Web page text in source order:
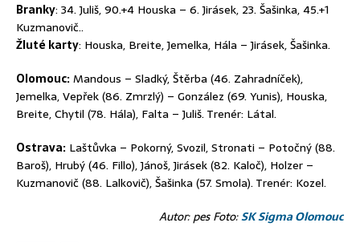
Branky: 34. Juliš, 90.+4 Houska – 6. Jirásek, 23. Šašinka, 45.+1
Kuzmanovič..
Žluté karty: Houska, Breite, Jemelka, Hála – Jirásek, Šašinka.
Olomouc:Mandous – Sladký, Štěrba (46. Zahradníček),
Jemelka, Vepřek (86. Zmrzlý) – González (69. Yunis), Houska,
Breite, Chytil (78. Hála), Falta – Juliš. Trenér: Látal.
Ostrava: Laštůvka – Pokorný, Svozil, Stronati – Potočný (88.
Baroš), Hrubý (46. Fillo), Jánoš, Jirásek (82. Kaloč), Holzer –
Kuzmanovič (88. Lalkovič), Šašinka (57. Smola). Trenér: Kozel.
Autor: pes Foto:SK Sigma Olomouc